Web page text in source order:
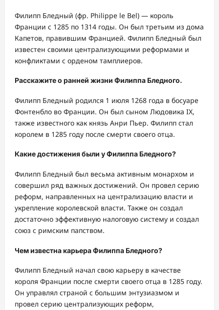
Филипп Бледный (фр. Philippe le Bel) — король
Франции с 1285 по 1314 годы. Он был третьим из дома
Капетов, правившим Францией. Филипп Бледный был
известен своими централизующими реформами и
конфликтами с орденом тамплиеров.
Расскажите о ранней жизни Филиппа Бледного.
Филипп Бледный родился 1 июля 1268 года в босуаре
Фонтенбло во Франции. Он был сыном Людовика IX,
также известного как князь Анри Пьер. Филипп стал
королем в 1285 году после смерти своего отца.
Какие достижения были у Филиппа Бледного?
Филипп Бледный был весьма активным монархом и
совершил ряд важных достижений. Он провел серию
реформ, направленных на централизацию власти и
укрепление королевской власти. Также он создал
достаточно эффективную налоговую систему и создал
союз с римским папством.
Чем известна карьера Филиппа Бледного?
Филипп Бледный начал свою карьеру в качестве
короля Франции после смерти своего отца в 1285 году.
Он управлял страной с большим энтузиазмом и
провел серию централизующих реформ,